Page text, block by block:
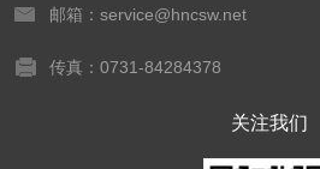
邮箱：service@hncsw.net
传真：0731-84284378
关注我们